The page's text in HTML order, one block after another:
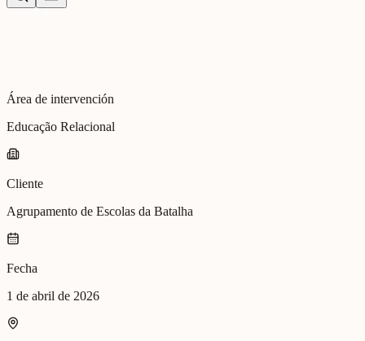
Área de intervención
Educação Relacional
Cliente
Agrupamento de Escolas da Batalha
Fecha
1 de abril de 2026